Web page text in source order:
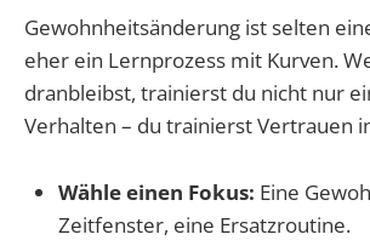
Gewohnheitsänderung ist selten
eher ein Lernprozess mit Kurven.
dranbleibst, trainierst du nicht nur
Verhalten – du trainierst Vertrauen
Wähle einen Fokus: Eine
Zeitfenster, eine Ersatzroutine.